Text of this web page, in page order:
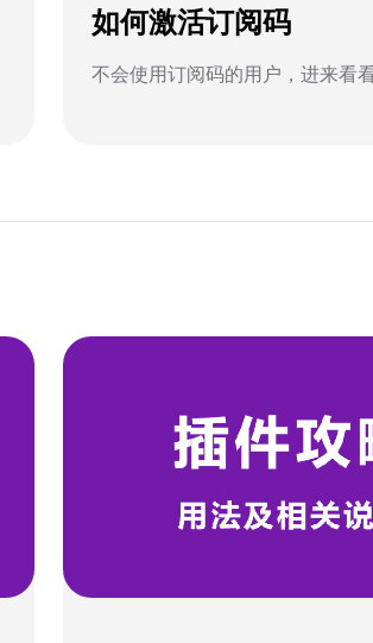
如何激活订阅码
不会使用订阅码的用户，进来看看